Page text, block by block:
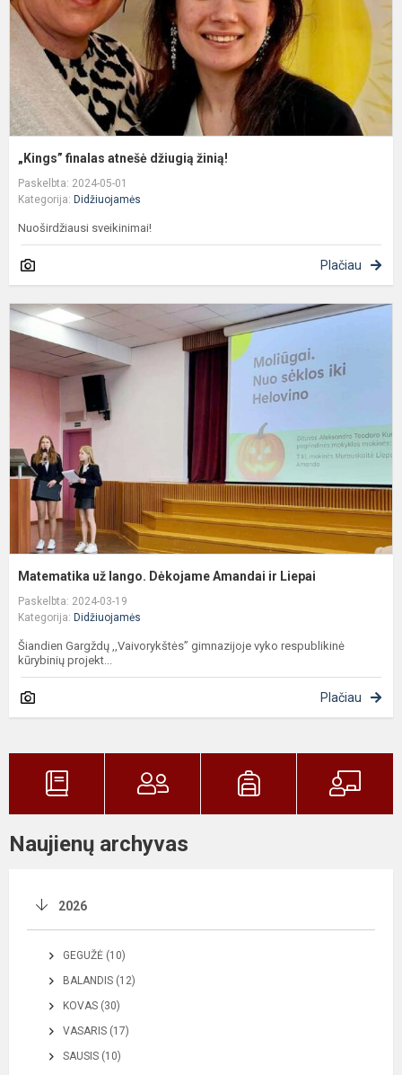
„Kings” finalas atnešė džiugią žinią!
Paskelbta: 2024-05-01
Kategorija: Didžiuojamės
Nuoširdžiausi sveikinimai!
Plačiau
Matematika už lango. Dėkojame Amandai ir Liepai
Paskelbta: 2024-03-19
Kategorija: Didžiuojamės
Šiandien Gargždų ,,Vaivorykštės” gimnazijoje vyko respublikinė
kūrybinių projekt...
Plačiau
Naujienų archyvas
2026
GEGUŽĖ (10)
BALANDIS (12)
KOVAS (30)
VASARIS (17)
SAUSIS (10)